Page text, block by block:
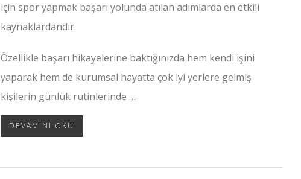
için spor yapmak başarı yolunda atılan adımlarda en etkili
kaynaklardandır.
Özellikle başarı hikayelerine baktığınızda hem kendi işini
yaparak hem de kurumsal hayatta çok iyi yerlere gelmiş
kişilerin günlük rutinlerinde …
DEVAMINI OKU